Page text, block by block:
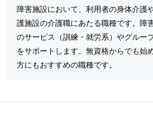
障害施設において、利用者の身体介護
護施設の介護職にあたる職種です。障
のサービス（訓練・就労系）やグルー
をサポートします。無資格からでも始
方にもおすすめの職種です。